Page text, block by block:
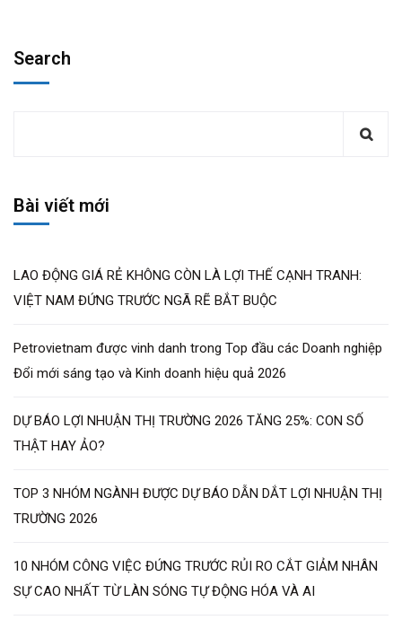
Search
Bài viết mới
LAO ĐỘNG GIÁ RẺ KHÔNG CÒN LÀ LỢI THẾ CẠNH TRANH:
VIỆT NAM ĐỨNG TRƯỚC NGÃ RẼ BẮT BUỘC
Petrovietnam được vinh danh trong Top đầu các Doanh nghiệp
Đổi mới sáng tạo và Kinh doanh hiệu quả 2026
DỰ BÁO LỢI NHUẬN THỊ TRƯỜNG 2026 TĂNG 25%: CON SỐ
THẬT HAY ẢO?
TOP 3 NHÓM NGÀNH ĐƯỢC DỰ BÁO DẪN DẮT LỢI NHUẬN THỊ
TRƯỜNG 2026
10 NHÓM CÔNG VIỆC ĐỨNG TRƯỚC RỦI RO CẮT GIẢM NHÂN
SỰ CAO NHẤT TỪ LÀN SÓNG TỰ ĐỘNG HÓA VÀ AI